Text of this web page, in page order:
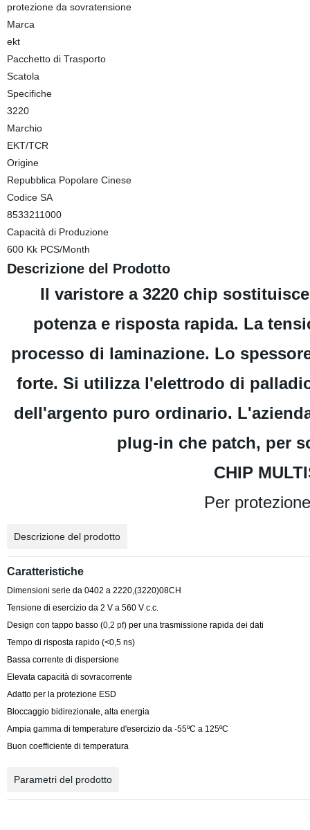
protezione da sovratensione
Marca
ekt
Pacchetto di Trasporto
Scatola
Specifiche
3220
Marchio
EKT/TCR
Origine
Repubblica Popolare Cinese
Codice SA
8533211000
Capacità di Produzione
600 Kk PCS/Month
Descrizione del Prodotto
Il varistore a 3220 chip
potenza e risposta rapida. La
processo di laminazione. Lo
forte. Si utilizza l'elettrodo di
dell'argento puro ordinario.
plug-in che patch, per
CHIP
Per
Descrizione del prodotto
Caratteristiche
Dimensioni serie da0402 a 2220,(3220)08CH
Tensione di esercizio da2 Va560 Vc.c.
Design con tappo basso (0,2 pf) per una trasmissione rapida dei dati
Tempo di risposta rapido (<0,5 ns)
Bassa corrente di dispersione
Elevata capacità di sovracorrente
Adatto per la protezione ESD
Bloccaggio bidirezionale, alta energia
Ampia gamma di temperature d'esercizio da -55ºC a125ºC
Buon coefficiente di temperatura
Parametri del prodotto